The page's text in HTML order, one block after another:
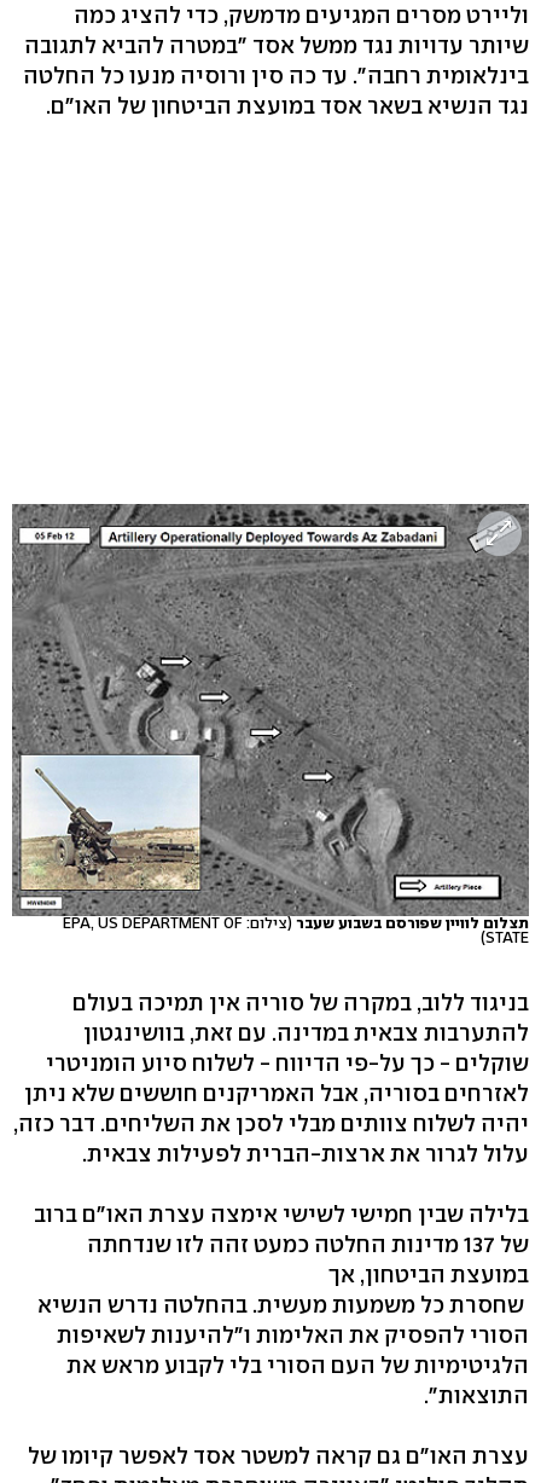
וליירט מסרים המגיעים מדמשק, כדי להציג כמה
שיותר עדויות נגד ממשל אסד "במטרה להביא לתגובה
בינלאומית רחבה". עד כה סין ורוסיה מנעו כל החלטה
נגד הנשיא בשאר אסד במועצת הביטחון של האו"ם.
תצלום לוויין שפורסם בשבוע שעבר
(צילום: EPA, US DEPARTMENT OF
STATE)
בניגוד ללוב, במקרה של סוריה אין תמיכה בעולם
להתערבות צבאית במדינה. עם זאת, בוושינגטון
שוקלים - כך על-פי הדיווח - לשלוח סיוע הומניטרי
לאזרחים בסוריה, אבל האמריקנים חוששים שלא ניתן
יהיה לשלוח צוותים מבלי לסכן את השליחים. דבר כזה,
עלול לגרור את ארצות-הברית לפעילות צבאית.
בלילה שבין חמישי לשישי אימצה עצרת האו"ם ברוב
של 137 מדינות החלטה כמעט זהה לזו שנדחתה
במועצת הביטחון, אך
שחסרת כל משמעות מעשית. בהחלטה נדרש הנשיא
הסורי להפסיק את האלימות ו"להיענות לשאיפות
הלגיטימיות של העם הסורי בלי לקבוע מראש את
התוצאות".
עצרת האו"ם גם קראה למשטר אסד לאפשר קיומו של